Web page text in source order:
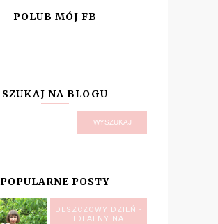
POLUB MÓJ FB
SZUKAJ NA BLOGU
POPULARNE POSTY
DESZCZOWY DZIEŃ -
IDEALNY NA